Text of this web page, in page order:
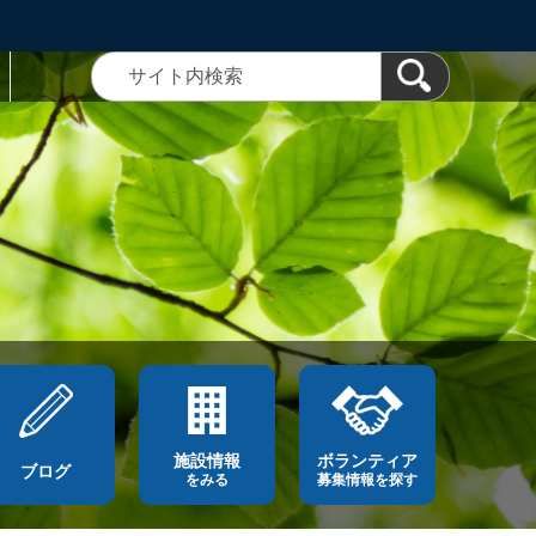
ブログ
施設情報
をみる
ボランティア
募集情報を探す